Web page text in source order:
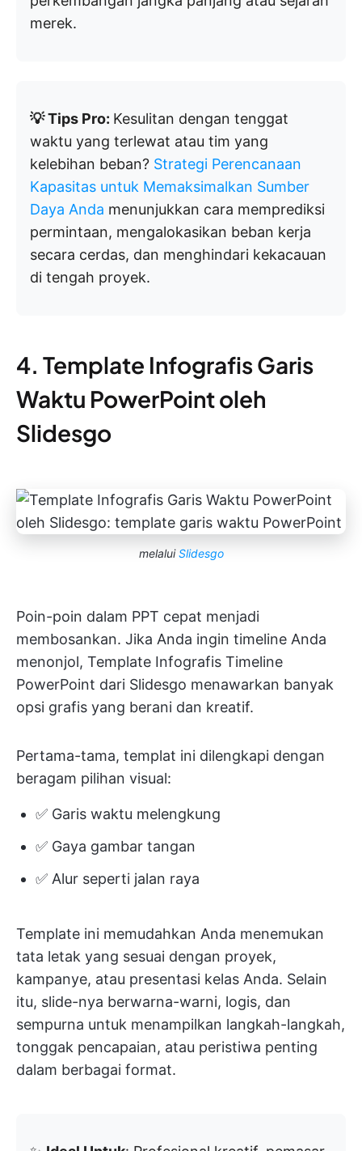
merek.
💡 Tips Pro: Kesulitan dengan tenggat
waktu yang terlewat atau tim yang
kelebihan beban? Strategi Perencanaan
Kapasitas untuk Memaksimalkan Sumber
Daya Anda menunjukkan cara memprediksi
permintaan, mengalokasikan beban kerja
secara cerdas, dan menghindari kekacauan
di tengah proyek.
4. Template Infografis Garis
Waktu PowerPoint oleh
Slidesgo
melaluiSlidesgo
Poin-poin dalam PPT cepat menjadi
membosankan. Jika Anda ingin timeline Anda
menonjol, Template Infografis Timeline
PowerPoint dari Slidesgo menawarkan banyak
opsi grafis yang berani dan kreatif.
Pertama-tama, templat ini dilengkapi dengan
beragam pilihan visual:
✅ Garis waktu melengkung
✅ Gaya gambar tangan
✅ Alur seperti jalan raya
Template ini memudahkan Anda menemukan
tata letak yang sesuai dengan proyek,
kampanye, atau presentasi kelas Anda. Selain
itu, slide-nya berwarna-warni, logis, dan
sempurna untuk menampilkan langkah-langkah,
tonggak pencapaian, atau peristiwa penting
dalam berbagai format.